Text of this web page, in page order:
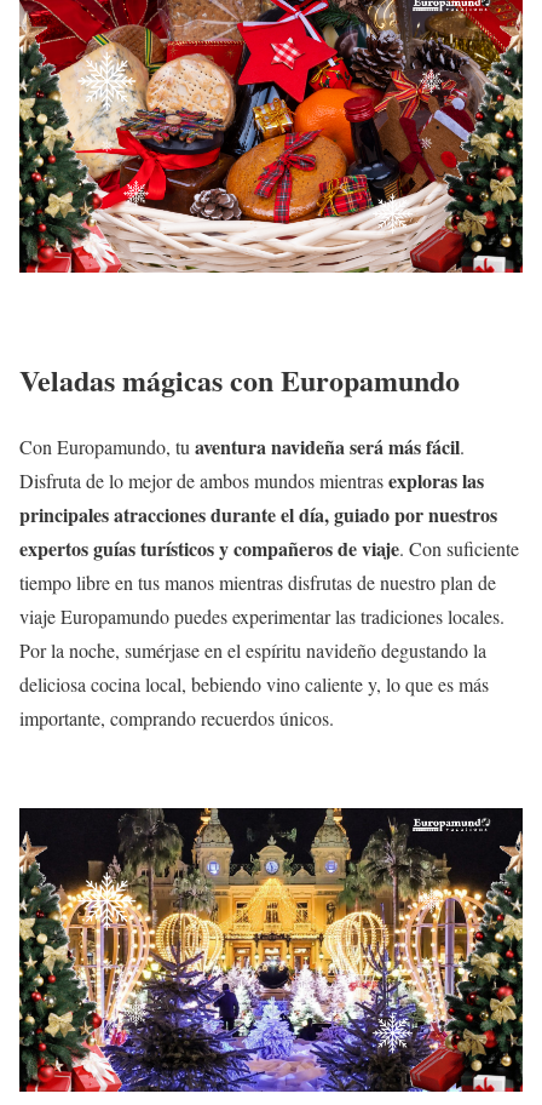
Veladas mágicas con Europamundo
Con Europamundo, tu aventura navideña será más fácil.
Disfruta de lo mejor de ambos mundos mientrasexploras las
principales atracciones durante el día, guiado por nuestros
expertos guías turísticos y compañeros de viaje. Con suficiente
tiempo libre en tus manos mientras disfrutas de nuestro plan de
viaje Europamundo puedes experimentar las tradiciones locales.
Por la noche, sumérjase en el espíritu navideño degustando la
deliciosa cocina local, bebiendo vino caliente y, lo que es más
importante, comprando recuerdos únicos.